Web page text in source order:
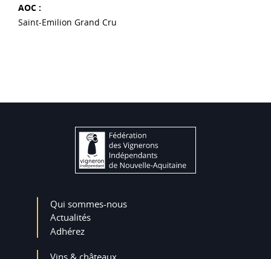
AOC :
Saint-Emilion Grand Cru
Qui sommes-nous
Actualités
Adhérez